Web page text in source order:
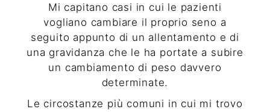
Mi capitano casi in cui le pazienti
vogliano cambiare il proprio seno a
seguito appunto di un allentamento e di
una gravidanza che le ha portate a subire
un cambiamento di peso davvero
determinate.
Le circostanze più comuni in cui mi trovo